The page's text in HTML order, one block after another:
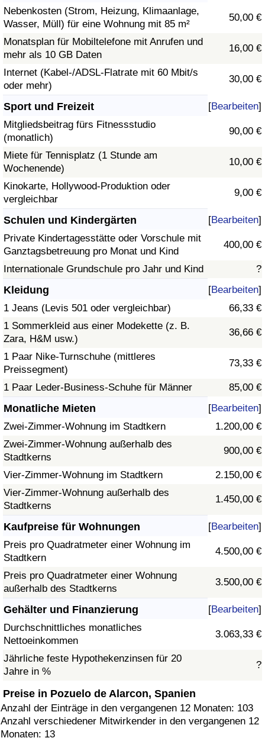
Nebenkosten (Strom, Heizung, Klimaanlage,
Wasser, Müll) für eine Wohnung mit 85 m²
50,00 €
Monatsplan für Mobiltelefone mit Anrufen und
mehr als 10 GB Daten
16,00 €
Internet (Kabel-/ADSL-Flatrate mit 60 Mbit/s
oder mehr)
30,00 €
Sport und Freizeit [Bearbeiten]
Mitgliedsbeitrag fürs Fitnessstudio
(monatlich)
90,00 €
Miete für Tennisplatz (1 Stunde am
Wochenende)
10,00 €
Kinokarte, Hollywood-Produktion oder
vergleichbar
9,00 €
Schulen und Kindergärten [Bearbeiten]
Private Kindertagesstätte oder Vorschule mit
Ganztagsbetreuung pro Monat und Kind
400,00 €
Internationale Grundschule pro Jahr und Kind ?
Kleidung [Bearbeiten]
1 Jeans (Levis 501 oder vergleichbar)
66,33 €
1 Sommerkleid aus einer Modekette (z. B.
Zara, H&M usw.)
36,66 €
1 Paar Nike-Turnschuhe (mittleres
Preissegment)
73,33 €
1 Paar Leder-Business-Schuhe für Männer 85,00 €
Monatliche Mieten [Bearbeiten]
Zwei-Zimmer-Wohnung im Stadtkern
1.200,00 €
Zwei-Zimmer-Wohnung außerhalb des
Stadtkerns
900,00 €
Vier-Zimmer-Wohnung im Stadtkern
2.150,00 €
Vier-Zimmer-Wohnung außerhalb des
Stadtkerns
1.450,00 €
Kaufpreise für Wohnungen [Bearbeiten]
Preis pro Quadratmeter einer Wohnung im
Stadtkern
4.500,00 €
Preis pro Quadratmeter einer Wohnung
außerhalb des Stadtkerns
3.500,00 €
Gehälter und Finanzierung [Bearbeiten]
Durchschnittliches monatliches
Nettoeinkommen
3.063,33 €
Jährliche feste Hypothekenzinsen für 20
Jahre in %
?
Preise in Pozuelo de Alarcon, Spanien
Anzahl der Einträge in den vergangenen 12 Monaten: 103
Anzahl verschiedener Mitwirkender in den vergangenen 12
Monaten: 13